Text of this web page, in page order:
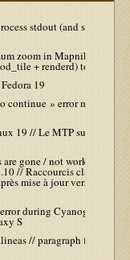
stdout (and stderr) in
zoom in Mapnik tiles
+ renderd) to 19
19
continue » error message at
19 // Le MTP sur Fedora
gone / not working after
// Raccourcis claviers ne
mise à jour vers XFCE
during Cyanogen
S
// paragraph first line